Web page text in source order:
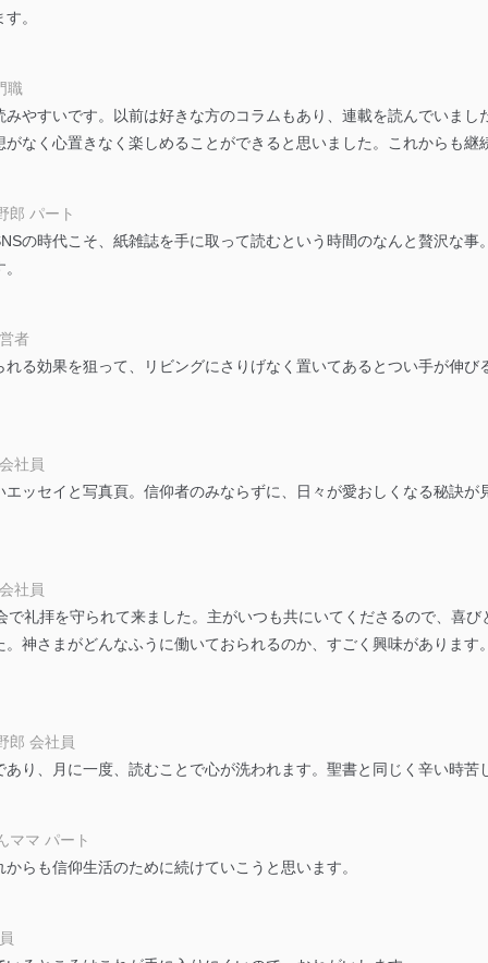
とのできる機器及び当該機器を取り扱う従業者を明確化し、 個人デ
るユーザー制御機能（ユーザーアカウント制御）により、個人情報
者を識別・認証しています。
防止
テムの継続的改善
ントレビューの機会を通じて、個人情報保護マネジメントシステム
情報保護マネジメントシステムに関するご相談及び苦情については
ただきます。
。
職
やすいです。以前は好きな方のコラムもあり、連載を読んでいま
なく心置きなく楽しめることができると思いました。これからも継
郎 パート
の時代こそ、紙雑誌を手に取って読むという時間のなんと贅沢な
者
る効果を狙って、リビングにさりげなく置いてあるとつい手が伸
社員
ッセイと写真頁。信仰者のみならずに、日々が愛おしくなる秘訣
社員
礼拝を守られて来ました。主がいつも共にいてくださるので、喜
神さまがどんなふうに働いておられるのか、すごく興味がありま
郎 会社員
り、月に一度、読むことで心が洗われます。聖書と同じく辛い時
ママ パート
らも信仰生活のために続けていこうと思います。